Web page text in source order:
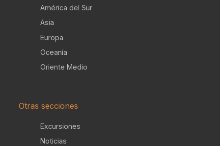
América del Sur
Asia
Europa
Oceanía
Oriente Medio
Otras secciones
Excursiones
Noticias